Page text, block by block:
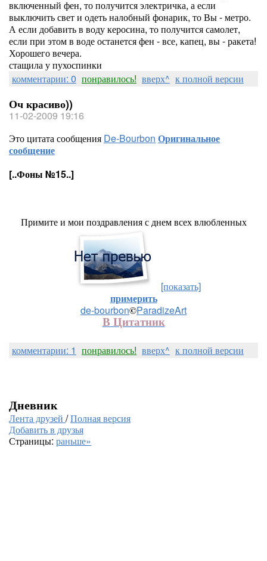
включенный фен, то получится электричка, а если
выключить свет и одеть налобный фонарик, то Вы - метро.
А если добавить в воду керосина, то получится самолет,
если при этом в воде останется фен - все, капец, вы - ракета!
Хорошего вечера.
стащила у пухоспинки
комментарии: 0 понравилось! вверх^ к полной версии
Оч красиво))
11-02-2009 19:16
Это цитата сообщения De-Bourbon Оригинальное
сообщение
[..Фоны №15..]
Примите и мои поздравления с днем всех влюбленных
[показать]
примерить
de-bourbon©ParadizeArt
В Цитатник
комментарии: 1 понравилось! вверх^ к полной версии
Дневник
Лента друзей /Полная версия
Добавить в друзья
Страницы: раньше»